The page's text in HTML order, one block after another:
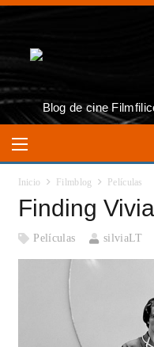
Inicio Filmblog Películas
Finding
Películas silviaLT